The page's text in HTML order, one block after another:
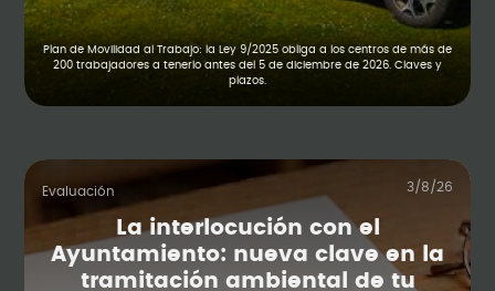
Plan de Movilidad al Trabajo: la Ley 9/2025 obliga a los centros de más de
200 trabajadores a tenerlo antes del 5 de diciembre de 2026. Claves y
plazos.
Evaluación 3/8/26
La interlocución con el
Ayuntamiento: nueva clave en la
tramitación ambiental de tu